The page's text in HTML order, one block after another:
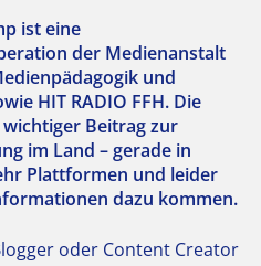
ist eine
der Medienanstalt
und
HIT RADIO FFH. Die
wichtiger Beitrag zur
im Land – gerade in
Plattformen und leider
dazu kommen.
oder Content Creator